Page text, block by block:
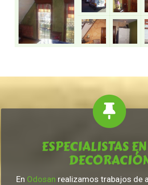
ESPECIALISTAS
En Odosan realizamos trabajos de